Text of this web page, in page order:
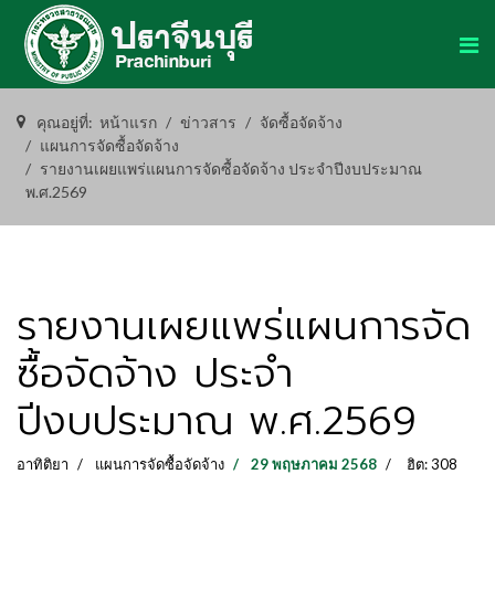
คุณอยู่ที่: หน้าแรก ข่าวสาร
จัดซื้อจัดจ้าง
แผนการจัดซื้อจัดจ้าง
รายงานเผยแพร่แผนการจัดซื้อจัดจ้าง ประจำปีงบประมาณ
พ.ศ.2569
รายงานเผยแพร่แผนการจัด
ซื้อจัดจ้าง ประจำ
ปีงบประมาณ พ.ศ.2569
อาทิติยา แผนการจัดซื้อจัดจ้าง 29 พฤษภาคม 2568 ฮิต: 308